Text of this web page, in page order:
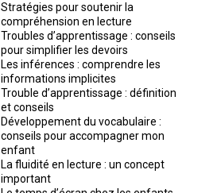
Stratégies pour soutenir la
compréhension en lecture
Troubles d’apprentissage : conseils
pour simplifier les devoirs
Les inférences : comprendre les
informations implicites
Trouble d’apprentissage : définition
et conseils
Développement du vocabulaire :
conseils pour accompagner mon
enfant
La fluidité en lecture : un concept
important